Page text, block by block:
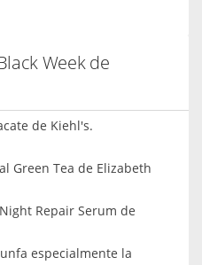
Week de
de Kiehl's.
Green Tea de Elizabeth
Repair Serum de
especialmente la